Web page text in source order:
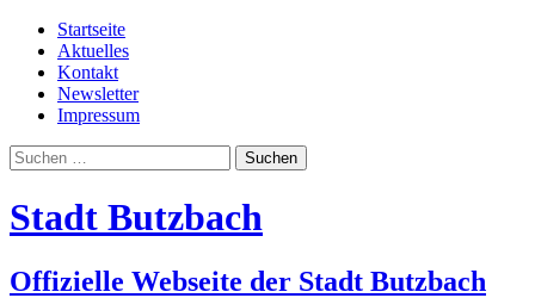
Startseite
Aktuelles
Kontakt
Newsletter
Impressum
Suchen
nach:
Stadt Butzbach
Offizielle Webseite der Stadt Butzbach